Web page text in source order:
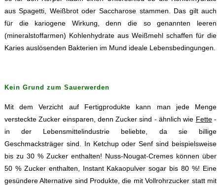
aus Spagetti, Weißbrot oder Saccharose stammen. Das gilt auch
für die kariogene Wirkung, denn die so genannten leeren
(mineralstoffarmen) Kohlenhydrate aus Weißmehl schaffen für die
Karies auslösenden Bakterien im Mund ideale Lebensbedingungen.
Kein Grund zum Sauerwerden
Mit dem Verzicht auf Fertigprodukte kann man jede Menge
versteckte Zucker einsparen, denn Zucker sind - ähnlich wie Fette-
in der Lebensmittelindustrie beliebte, da sie billige
Geschmacksträger sind. In Ketchup oder Senf sind beispielsweise
bis zu 30 % Zucker enthalten! Nuss-Nougat-Cremes können über
50 % Zucker enthalten, Instant Kakaopulver sogar bis 80 %! Eine
gesündere Alternative sind Produkte, die mit Vollrohrzucker statt mit